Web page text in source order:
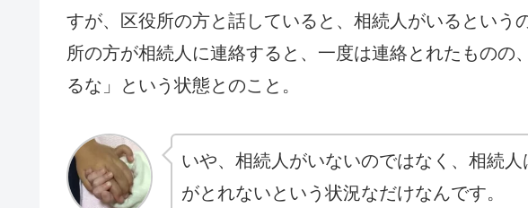
すが、区役所の方と話していると、相続人がいるという
所の方が相続人に連絡すると、一度は連絡とれたものの
るな」という状態とのこと。
いや、相続人がいないのではなく、相続
がとれないという状況なだけなんです。